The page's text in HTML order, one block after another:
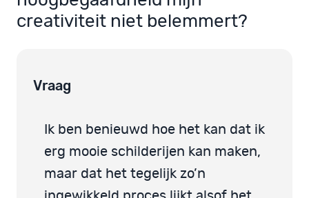
creativiteit niet belemmert?
Vraag
Ik ben benieuwd hoe het kan dat ik
erg mooie schilderijen kan maken,
maar dat het tegelijk zo’n